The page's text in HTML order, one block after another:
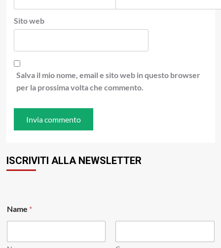
Sito web
Salva il mio nome, email e sito web in questo browser
per la prossima volta che commento.
ISCRIVITI ALLA NEWSLETTER
m
a
l
Name *